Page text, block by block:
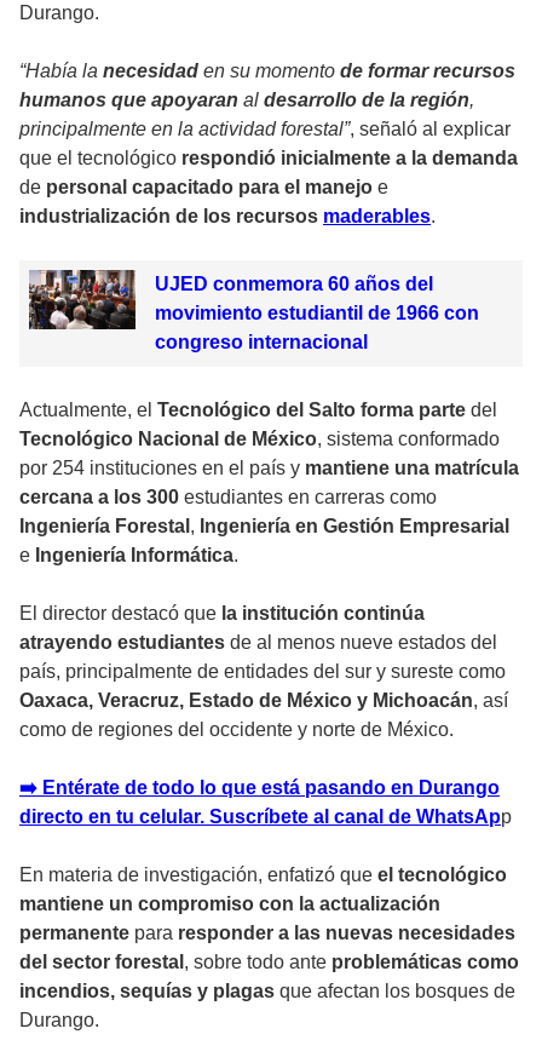
Durango.
“Había la necesidad en su momento de formar recursos
humanos que apoyaran al desarrollo de la región,
principalmente en la actividad forestal”, señaló al explicar
que el tecnológico respondió inicialmente a la demanda
de personal capacitado para el manejo e
industrialización de los recursos maderables.
UJED conmemora 60 años del
movimiento estudiantil de 1966 con
congreso internacional
Actualmente, el Tecnológico del Salto forma parte del
Tecnológico Nacional de México, sistema conformado
por 254 instituciones en el país y mantiene una matrícula
cercana a los 300 estudiantes en carreras como
Ingeniería Forestal , Ingeniería en Gestión Empresarial
e Ingeniería Informática.
El director destacó que la institución continúa
atrayendo estudiantes de al menos nueve estados del
país, principalmente de entidades del sur y sureste como
Oaxaca, Veracruz, Estado de México y Michoacán, así
como de regiones del occidente y norte de México.
➡️ Entérate de todo lo que está pasando en Durango
directo en tu celular. Suscríbete al canal de WhatsApp
En materia de investigación, enfatizó que el tecnológico
mantiene un compromiso con la actualización
permanente para responder a las nuevas necesidades
del sector forestal , sobre todo ante problemáticas como
incendios, sequías y plagas que afectan los bosques de
Durango.